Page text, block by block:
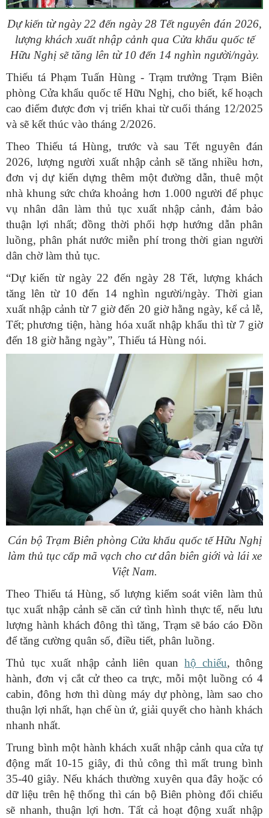
Dự kiến từ ngày 22 đến ngày 28 Tết nguyên đán 2026,
lượng khách xuất nhập cảnh qua Cửa khẩu quốc tế
Hữu Nghị sẽ tăng lên từ 10 đến 14 nghìn người/ngày.
Thiếu tá Phạm Tuấn Hùng - Trạm trưởng Trạm Biên
phòng Cửa khẩu quốc tế Hữu Nghị, cho biết, kế hoạch
cao điểm được đơn vị triển khai từ cuối tháng 12/2025
và sẽ kết thúc vào tháng 2/2026.
Theo Thiếu tá Hùng, trước và sau Tết nguyên đán
2026, lượng người xuất nhập cảnh sẽ tăng nhiều hơn,
đơn vị dự kiến dựng thêm một đường dẫn, thuê một
nhà khung sức chứa khoảng hơn 1.000 người để phục
vụ nhân dân làm thủ tục xuất nhập cảnh, đảm bảo
thuận lợi nhất; đồng thời phối hợp hướng dẫn phân
luồng, phân phát nước miễn phí trong thời gian người
dân chờ làm thủ tục.
“Dự kiến từ ngày 22 đến ngày 28 Tết, lượng khách
tăng lên từ 10 đến 14 nghìn người/ngày. Thời gian
xuất nhập cảnh từ 7 giờ đến 20 giờ hằng ngày, kể cả lễ,
Tết; phương tiện, hàng hóa xuất nhập khẩu thì từ 7 giờ
đến 18 giờ hằng ngày”, Thiếu tá Hùng nói.
Cán bộ Trạm Biên phòng Cửa khẩu quốc tế Hữu Nghị
làm thủ tục cấp mã vạch cho cư dân biên giới và lái xe
Việt Nam.
Theo Thiếu tá Hùng, số lượng kiểm soát viên làm thủ
tục xuất nhập cảnh sẽ căn cứ tình hình thực tế, nếu lưu
lượng hành khách đông thì tăng, Trạm sẽ báo cáo Đồn
để tăng cường quân số, điều tiết, phân luồng.
Thủ tục xuất nhập cảnh liên quanhộ chiếu, thông
hành, đơn vị cắt cử theo ca trực, mỗi một luồng có 4
cabin, đông hơn thì dùng máy dự phòng, làm sao cho
thuận lợi nhất, hạn chế ùn ứ, giải quyết cho hành khách
nhanh nhất.
Trung bình một hành khách xuất nhập cảnh qua cửa tự
động mất 10-15 giây, đi thủ công thì mất trung bình
35-40 giây. Nếu khách thường xuyên qua đây hoặc có
dữ liệu trên hệ thống thì cán bộ Biên phòng đối chiếu
sẽ nhanh, thuận lợi hơn. Tất cả hoạt động xuất nhập